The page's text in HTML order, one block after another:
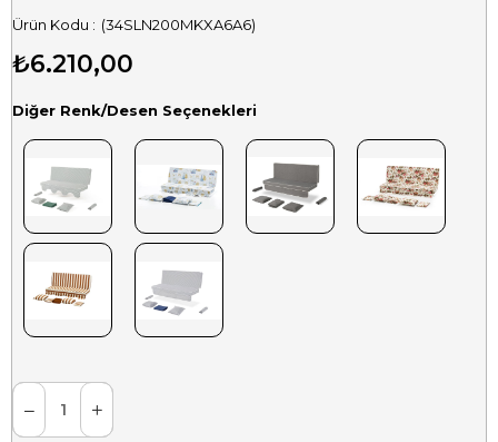
(34SLN200MKXA6A6)
₺6.210,00
Diğer Renk/Desen Seçenekleri